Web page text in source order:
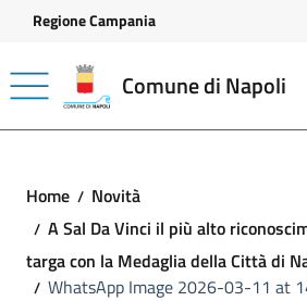
Vai ai contenuti
Vai al footer
Regione Campania
Comune di Napoli
Home
Novità
A Sal Da Vinci il più alto
targa con la Medaglia della Città di
WhatsApp Image 2026-03-11 at